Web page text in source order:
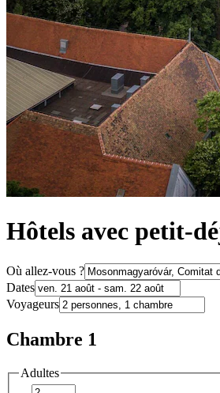
Hôtels avec petit-
Où allez-vous ?
Dates
Voyageurs
Chambre 1
Adultes